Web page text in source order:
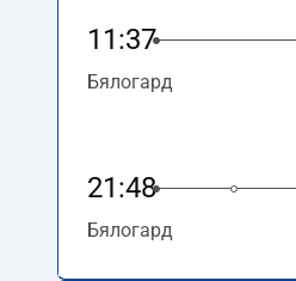
11:37
Бялогард
21:48
Бялогард